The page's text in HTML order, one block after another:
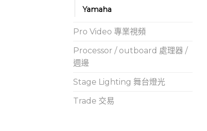
Yamaha
Pro Video 專業視頻
Processor / outboard 處理器 /
週邊
Stage Lighting 舞台燈光
Trade 交易